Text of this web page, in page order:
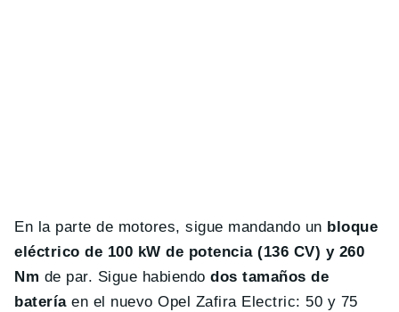
En la parte de motores, sigue mandando un bloque
eléctrico de 100 kW de potencia (136 CV) y 260
Nm de par. Sigue habiendodos tamaños de
bateríaen el nuevo Opel Zafira Electric: 50 y 75